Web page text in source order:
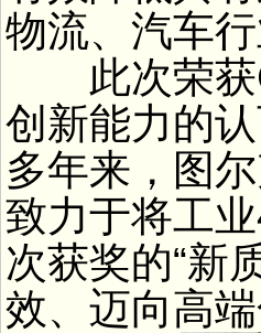
物流、汽车
此次荣获
创新能力的
多年来，图
致力于将工
次获奖的“新
效、迈向高